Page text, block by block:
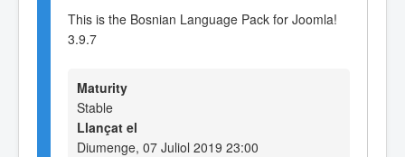
This is the Bosnian Language Pack for Joomla!
3.9.7
Maturity
Stable
Llançat el
Diumenge, 07 Juliol 2019 23:00